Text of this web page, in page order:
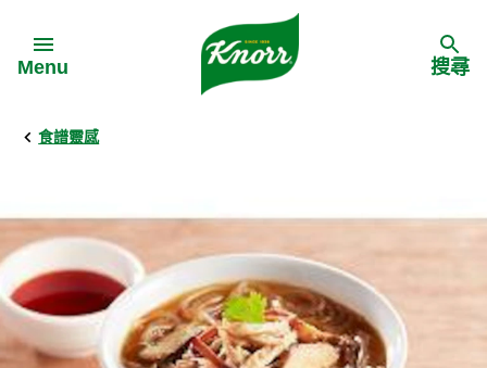
Menu
Back
料理食材
料理方式
Back
家樂牌純鮮雞粉
家樂牌雞粉
Back
背景
甚麼是愛環境食材
搜尋
食譜靈感